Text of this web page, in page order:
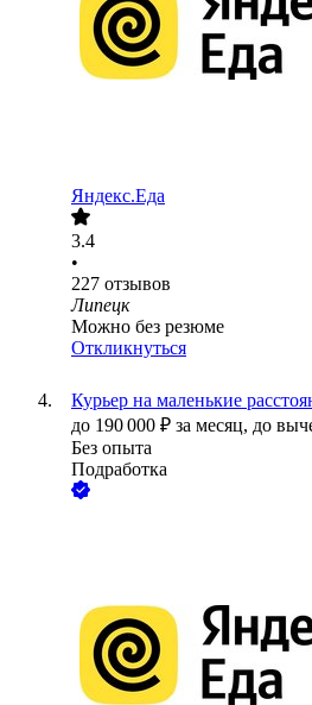
Яндекс.Еда
3.4
•
227 отзывов
Липецк
Можно без резюме
Откликнуться
Курьер на маленькие
до 190 000 ₽ за месяц, до
Без опыта
Подработка